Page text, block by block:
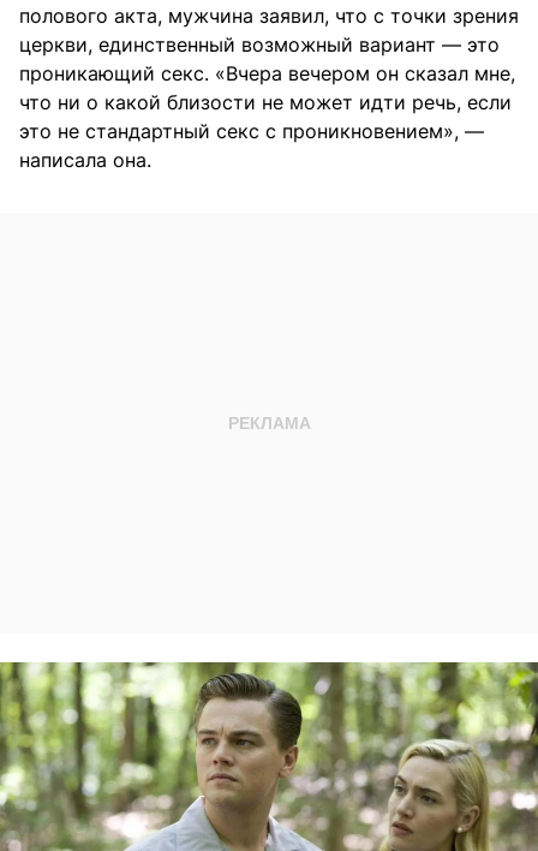
полового акта, мужчина заявил, что с точки зрения
церкви, единственный возможный вариант — это
проникающий секс. «Вчера вечером он сказал мне,
что ни о какой близости не может идти речь, если
это не стандартный секс с проникновением», —
написала она.